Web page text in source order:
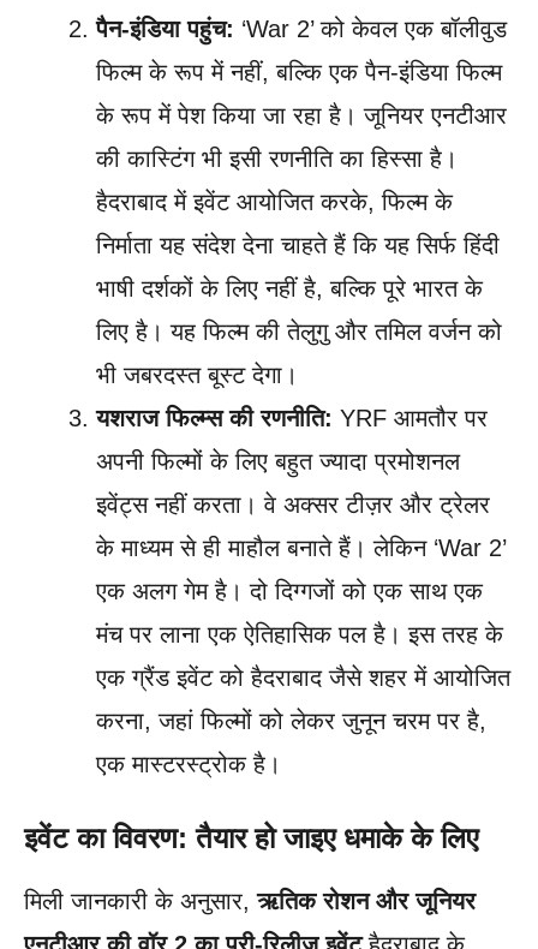
पैन-इंडिया पहुंच: ‘War 2’ को केवल एक बॉलीवुड
फिल्म के रूप में नहीं, बल्कि एक पैन-इंडिया फिल्म
के रूप में पेश किया जा रहा है। जूनियर एनटीआर
की कास्टिंग भी इसी रणनीति का हिस्सा है।
हैदराबाद में इवेंट आयोजित करके, फिल्म के
निर्माता यह संदेश देना चाहते हैं कि यह सिर्फ हिंदी
भाषी दर्शकों के लिए नहीं है, बल्कि पूरे भारत के
लिए है। यह फिल्म की तेलुगु और तमिल वर्जन को
भी जबरदस्त बूस्ट देगा।
यशराज फिल्म्स की रणनीति: YRF आमतौर पर
अपनी फिल्मों के लिए बहुत ज्यादा प्रमोशनल
इवेंट्स नहीं करता। वे अक्सर टीज़र और ट्रेलर
के माध्यम से ही माहौल बनाते हैं। लेकिन ‘War 2’
एक अलग गेम है। दो दिग्गजों को एक साथ एक
मंच पर लाना एक ऐतिहासिक पल है। इस तरह के
एक ग्रैंड इवेंट को हैदराबाद जैसे शहर में आयोजित
करना, जहां फिल्मों को लेकर जुनून चरम पर है,
एक मास्टरस्ट्रोक है।
इवेंट का विवरण: तैयार हो जाइए धमाके के लिए
मिली जानकारी के अनुसार,ऋतिक रोशन और जूनियर